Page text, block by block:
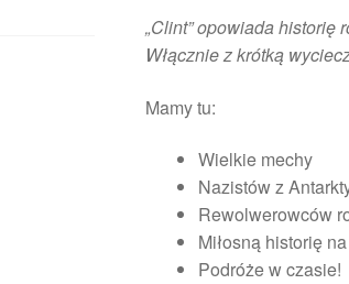
„Clint” opowiada historię
Włącznie z krótką
Mamy tu:
Wielkie mechy
Nazistów z
Rewolwerowców
Miłosną historię
Podróże w czasie!